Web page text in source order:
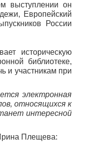
выступлении он
Европейский
России
историческую
библиотеке,
и участникам при
электронная
относящихся к
интересной
Плещева: